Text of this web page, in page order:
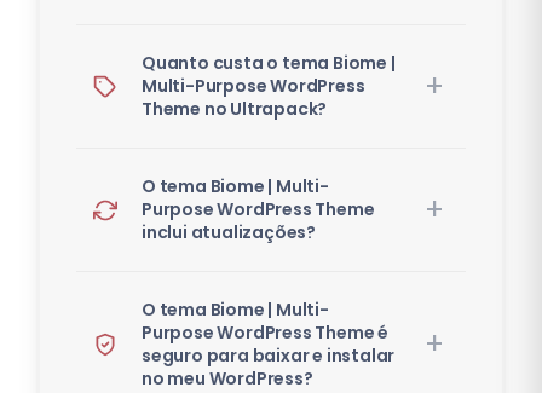
Quanto custa o tema Biome |
Multi-Purpose WordPress
Theme no Ultrapack?
O tema Biome | Multi-
Purpose WordPress Theme
inclui atualizações?
O tema Biome | Multi-
Purpose WordPress Theme é
seguro para baixar e instalar
no meu WordPress?